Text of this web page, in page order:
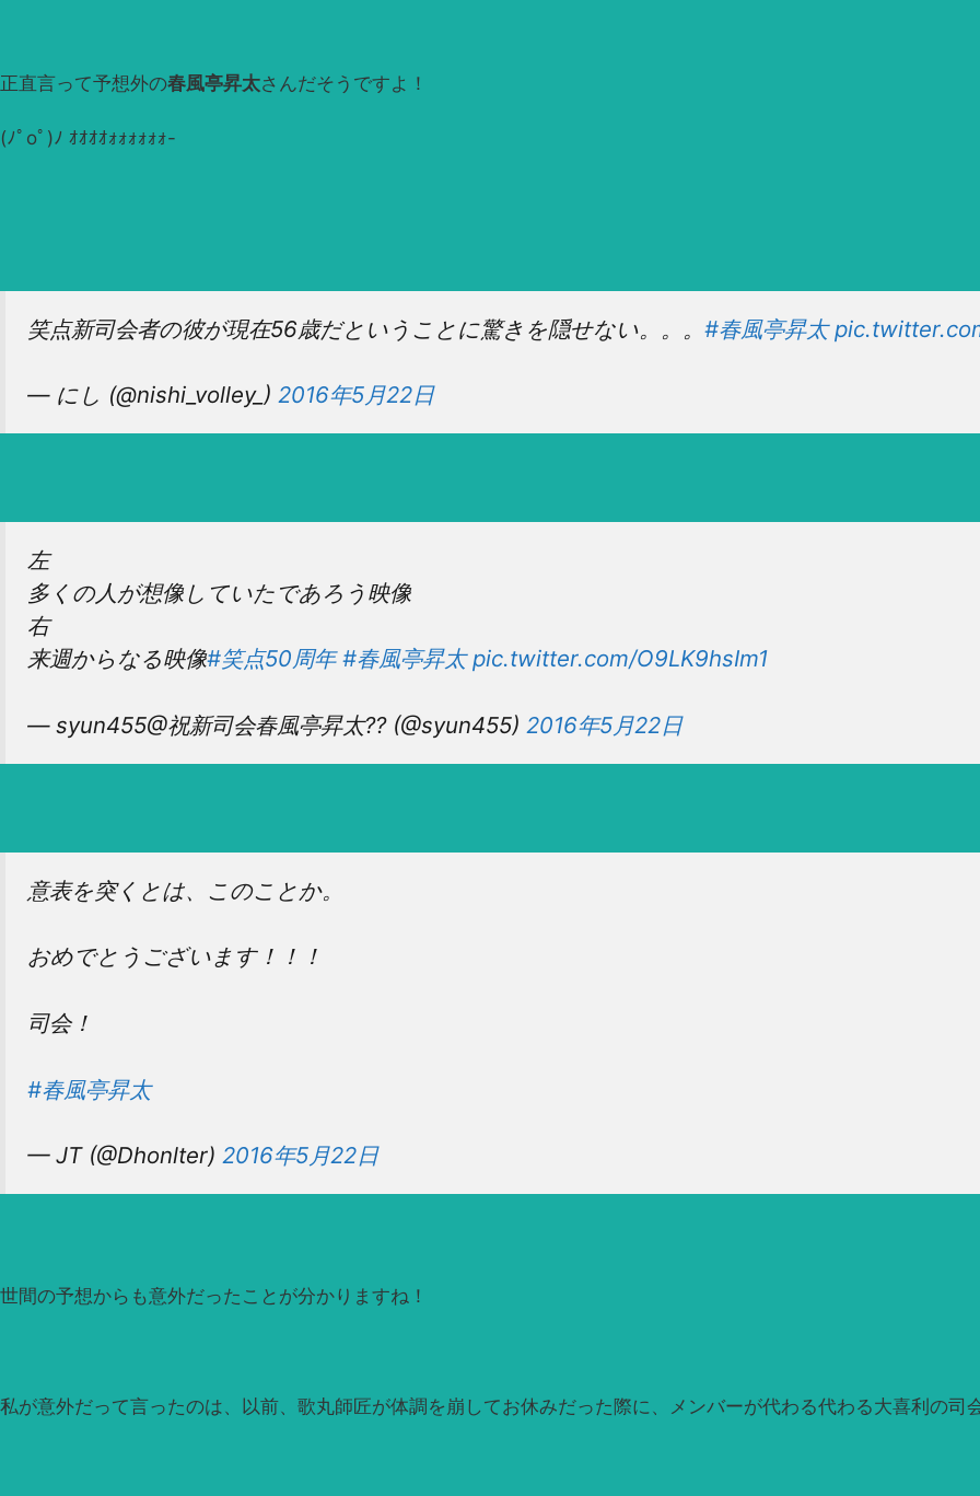
正直言って予想外の春風亭昇太さんだそうですよ！
(ﾉﾟοﾟ)ﾉ ｵｵｵｵｫｫｫｫｫｫ-
笑点新司会者の彼が現在56歳だということに驚きを隠せない。。。 #春風亭昇太
— にし (@nishi_volley_) 2016年5月22日
左
多くの人が想像していたであろう映像
右
来週からなる映像#笑点50周年 #春風亭昇太 pic.twitter.com/O9LK9hsIm1
— syun455@祝新司会春風亭昇太?? (@syun455) 2016年5月22日
意表を突くとは、このことか。
おめでとうございます！！！
司会！
#春風亭昇太
— JT (@Dhonlter) 2016年5月22日
世間の予想からも意外だったことが分かりますね！
私が意外だって言ったのは、以前、歌丸師匠が体調を崩してお休みだった際に、メンバーが代わる代わる大喜利の司